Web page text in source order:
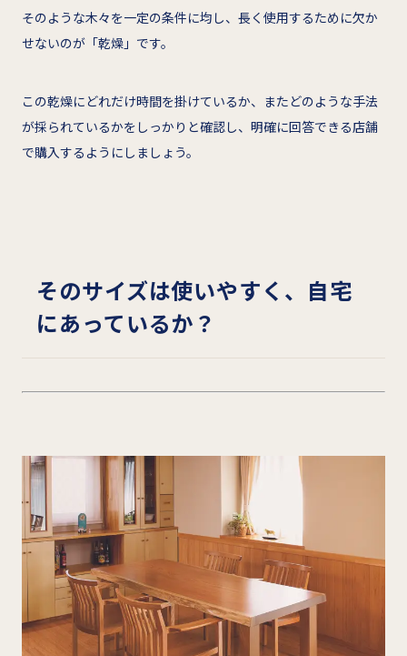
そのような木々を一定の条件に均し、長く使用するために欠か
せないのが「乾燥」です。
この乾燥にどれだけ時間を掛けているか、またどのような手法
が採られているかをしっかりと確認し、明確に回答できる店舗
で購入するようにしましょう。
そのサイズは使いやすく、自宅
にあっているか？